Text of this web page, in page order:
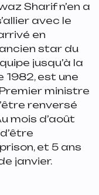
Sharif n’en a
avec le
en
star du
jusqu’à la
1982, est une
ministre
renversé
mois d’août
et 5 ans
janvier.